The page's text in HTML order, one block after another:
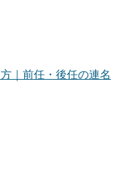
｜前任・後任の連名